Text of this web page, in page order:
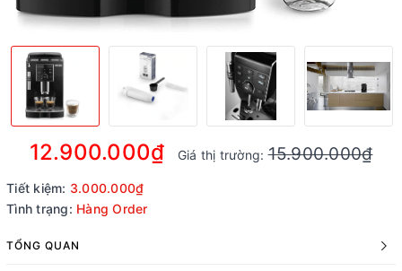
12.900.000₫ Giá thị trường:15.900.000₫
Tiết kiệm: 3.000.000₫
Tình trạng: Hàng Order
TỔNG QUAN